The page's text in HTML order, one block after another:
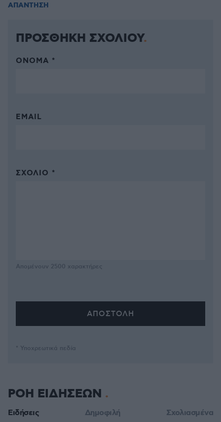
ΑΠΑΝΤΗΣΗ
ΠΡΟΣΘΗΚΗ ΣΧΟΛΙΟΥ
ΌΝΟΜΑ *
EMAIL
ΣΧΌΛΙΟ *
Απομένουν 2500 χαρακτήρες
* Υποχρεωτικά πεδία
ΡΟΗ ΕΙΔΗΣΕΩΝ
Ειδήσεις Δημοφιλή Σχολιασμένα